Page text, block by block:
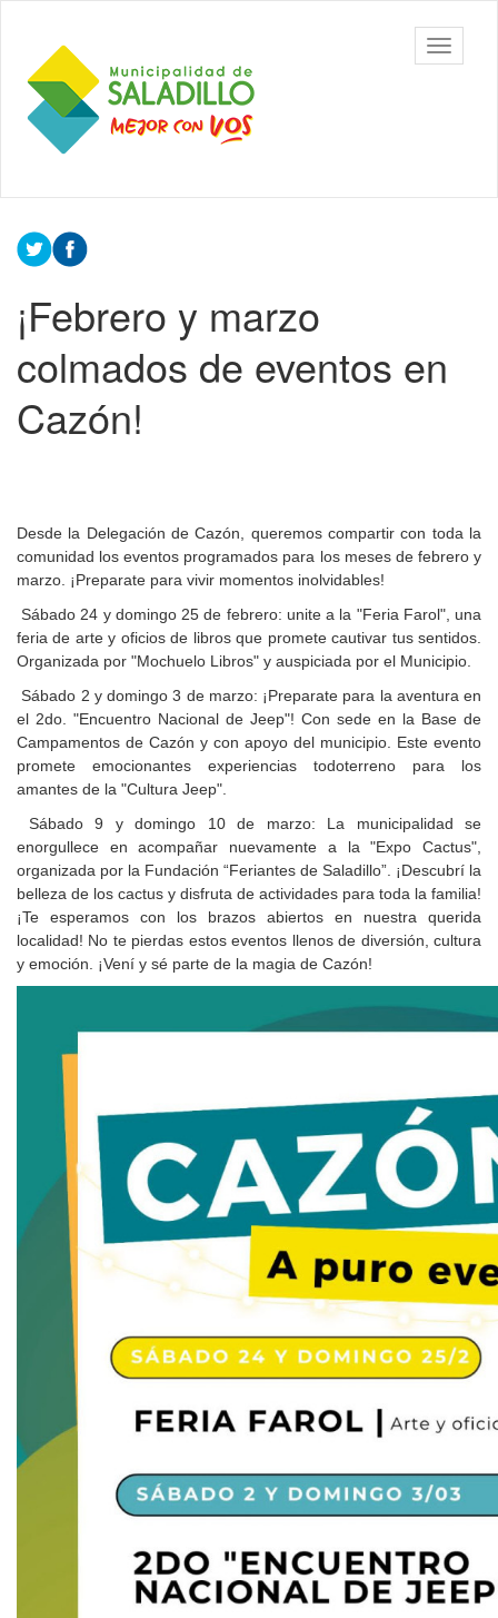
contenido
principal
Municipalidad
de Saladillo
barra
Contenido
principal
¡Febrero y marzo
colmados de eventos en
Cazón!
Desde la Delegación de Cazón, queremos compartir con toda la
comunidad los eventos programados para los meses de febrero y
marzo. ¡Preparate para vivir momentos inolvidables!
Sábado 24 y domingo 25 de febrero: unite a la "Feria Farol", una
feria de arte y oficios de libros que promete cautivar tus sentidos.
Organizada por "Mochuelo Libros" y auspiciada por el Municipio.
Sábado 2 y domingo 3 de marzo: ¡Preparate para la aventura en
el 2do. "Encuentro Nacional de Jeep"! Con sede en la Base de
Campamentos de Cazón y con apoyo del municipio. Este evento
promete emocionantes experiencias todoterreno para los
amantes de la "Cultura Jeep".
Sábado 9 y domingo 10 de marzo: La municipalidad se
enorgullece en acompañar nuevamente a la "Expo Cactus",
organizada por la Fundación “Feriantes de Saladillo”. ¡Descubrí la
belleza de los cactus y disfruta de actividades para toda la familia!
¡Te esperamos con los brazos abiertos en nuestra querida
localidad! No te pierdas estos eventos llenos de diversión, cultura
y emoción. ¡Vení y sé parte de la magia de Cazón!